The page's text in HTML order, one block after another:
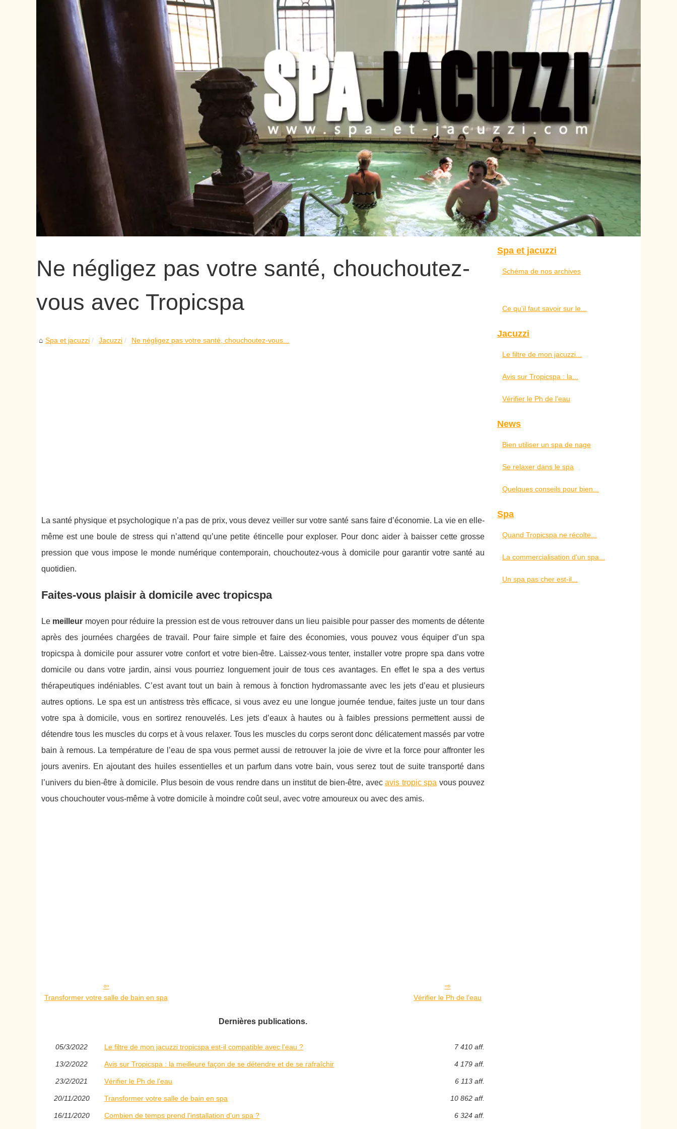
Ne négligez pas votre santé, chouchoutez-
vous avec Tropicspa
Spa et jacuzzi Jacuzzi Ne négligez pas votre santé, chouchoutez-vous...
La santé physique et psychologique n’a pas de prix, vous devez veiller sur votre santé sans faire d’économie. La vie en elle-
même est une boule de stress qui n’attend qu’une petite étincelle pour exploser. Pour donc aider à baisser cette grosse
pression que vous impose le monde numérique contemporain, chouchoutez-vous à domicile pour garantir votre santé au
quotidien.
Faites-vous plaisir à domicile avec tropicspa
Le meilleur moyen pour réduire la pression est de vous retrouver dans un lieu paisible pour passer des moments de détente
après des journées chargées de travail. Pour faire simple et faire des économies, vous pouvez vous équiper d’un spa
tropicspa à domicile pour assurer votre confort et votre bien-être. Laissez-vous tenter, installer votre propre spa dans votre
domicile ou dans votre jardin, ainsi vous pourriez longuement jouir de tous ces avantages. En effet le spa a des vertus
thérapeutiques indéniables. C’est avant tout un bain à remous à fonction hydromassante avec les jets d’eau et plusieurs
autres options. Le spa est un antistress très efficace, si vous avez eu une longue journée tendue, faites juste un tour dans
votre spa à domicile, vous en sortirez renouvelés. Les jets d’eaux à hautes ou à faibles pressions permettent aussi de
détendre tous les muscles du corps et à vous relaxer. Tous les muscles du corps seront donc délicatement massés par votre
bain à remous. La température de l’eau de spa vous permet aussi de retrouver la joie de vivre et la force pour affronter les
jours avenirs. En ajoutant des huiles essentielles et un parfum dans votre bain, vous serez tout de suite transporté dans
l’univers du bien-être à domicile. Plus besoin de vous rendre dans un institut de bien-être, avec avis tropic spa vous pouvez
vous chouchouter vous-même à votre domicile à moindre coût seul, avec votre amoureux ou avec des amis.
Transformer votre salle de bain en spa Vérifier le Ph de l'eau
Dernières publications.
05/3/2022 Le filtre de mon jacuzzi tropicspa est-il compatible avec l'eau ? 7 410 aff.
13/2/2022 Avis sur Tropicspa : la meilleure façon de se détendre et de se rafraîchir 4 179 aff.
23/2/2021 Vérifier le Ph de l'eau 6 113 aff.
20/11/2020 Transformer votre salle de bain en spa 10 862 aff.
16/11/2020 Combien de temps prend l'installation d'un spa ? 6 324 aff.
Spa et jacuzzi
Schéma de nos archives
Ce qu'il faut savoir sur le...
Jacuzzi
Le filtre de mon jacuzzi...
Avis sur Tropicspa : la...
Vérifier le Ph de l'eau
News
Bien utiliser un spa de nage
Se relaxer dans le spa
Quelques conseils pour bien...
Spa
Quand Tropicspa ne récolte...
La commercialisation d'un spa...
Un spa pas cher est-il...